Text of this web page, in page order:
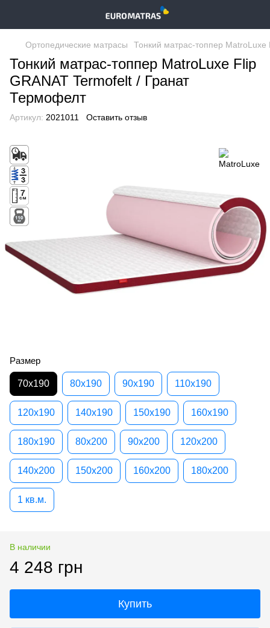
Ортопедические матрасы Тонкий матрас-топпер
Тонкий матрас-топпер MatroLuxe Flip
GRANAT Termofelt / Гранат
Термофелт
Артикул: 2021011 Оставить отзыв
Размер
70х190 80х190 90х190 110х190
120х190 140х190 150х190 160х190
180х190 80х200 90х200 120х200
140х200 150х200 160х200 180х200
1 кв.м.
В наличии
4 248 грн
Купить